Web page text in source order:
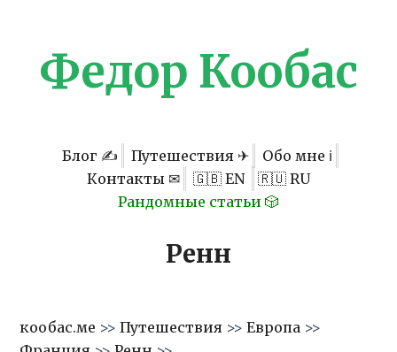
Федор Кообас
Блог ✍ Путешествия ✈
Обо мне ℹ
Контакты ✉
🇬🇧 EN
🇷🇺 RU
Рандомные статьи 🎲
Ренн
кообас.ме >>Путешествия >>Европа >>